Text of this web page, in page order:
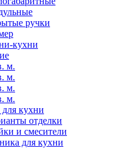
ручки
кухни
м.
м.
м.
м.
для кухни
отделки
и смесители
для кухни